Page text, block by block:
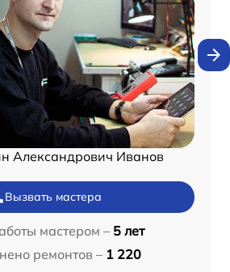
Александрович Иванов
Вызвать мастера
мастером – 5 лет
ремонтов – 1 220